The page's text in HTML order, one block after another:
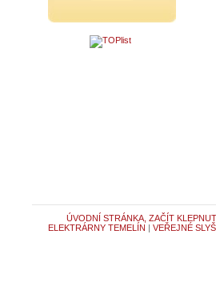
ÚVODNÍ STRÁNKA, ZAČÍT
ELEKTRÁRNY TEMELÍN | VEŘEJNÉ